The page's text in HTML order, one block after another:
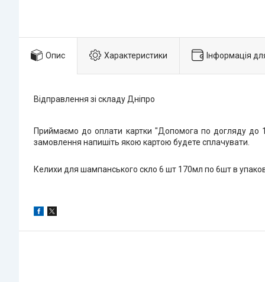
Опис Характеристики Інформація
Відправлення зі складу Дніпро
Приймаємо до оплати картки "Допомога по догляду до
замовлення напишіть якою картою будете сплачувати.
Келихи для шампанського скло 6 шт 170мл по 6шт в